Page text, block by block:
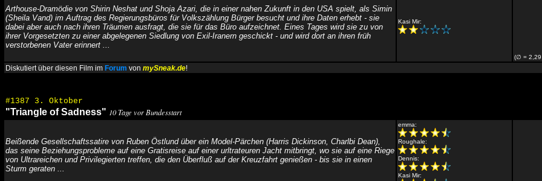
Arthouse-Dramödie von Shirin Neshat und Shoja Azari, die in einer nahen Zukunft in den USA spielt, als Simin
(Sheila Vand) im Auftrag des Regierungsbüros für Volkszählung Bürger besucht und ihre Daten erhebt - sie
dabei aber auch nach ihren Träumen ausfragt, die sie für das Büro aufzeichnet. Eines Tages wird sie zu von
ihrer Vorgesetzten zu einer abgelegenen Siedlung von Exil-Iranern geschickt - und wird dort an ihren früh
verstorbenen Vater erinnert ...
Kasi Mir:
(∅ = 2,29
Diskutiert über diesen Film im Forum von mySneak.de!
#1387 3. Oktober
"Triangle of Sadness" 10 Tage vor Bundesstart
Beißende Gesellschaftssatire von Ruben Östlund über ein Model-Pärchen (Harris Dickinson, Charlbi Dean),
das seine Beziehungsprobleme auf eine Gratisreise auf einer urltrateuren Jacht mitbringt, wo sie auf eine Riege
von Ultrareichen und Privilegierten treffen, die den Überfluß auf der Kreuzfahrt genießen - bis sie in einen
Sturm geraten ...
emma:
Roughale:
Dennis:
Kasi Mir: